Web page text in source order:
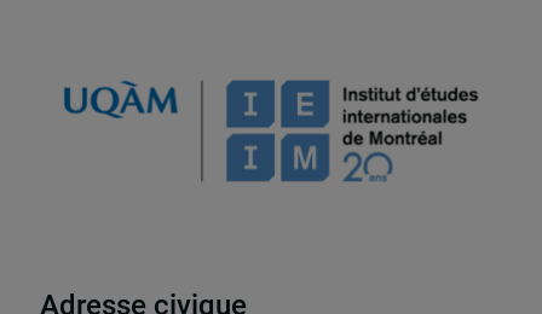
Adresse civique